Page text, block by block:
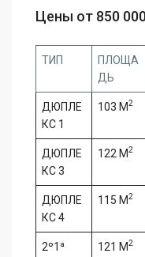
Цены от 850
ТИП
ПЛОЩА
ДЬ
ДЮПЛЕ
КС 1
103 M2
ДЮПЛЕ
КС 3
122 M2
ДЮПЛЕ
КС 4
115 M2
2º1ª 121 M2